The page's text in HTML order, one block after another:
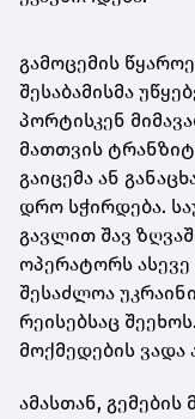
გამოცემის
შესაბამისმა
პორტისკენ
მათთვის
გაიცემა ან
დრო სჭირდება.
გავლით შავ
ოპერატორს
შესაძლოა
რეისებსაც
მოქმედების ვადა
ამასთან, გემების